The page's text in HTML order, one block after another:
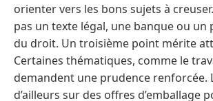
orienter vers les bons sujets à
pas un texte légal, une banque ou un
du droit. Un troisième point mérite
Certaines thématiques, comme le
demandent une prudence renforcée.
d’ailleurs sur des offres d’emballage